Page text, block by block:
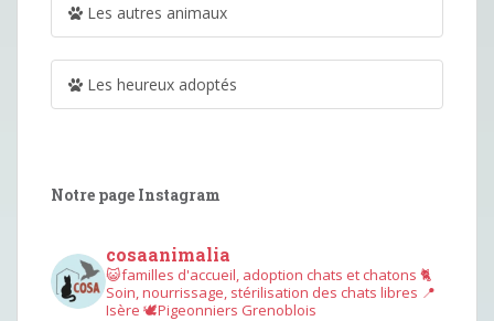
Les autres animaux
Les heureux adoptés
Notre page Instagram
cosaanimalia
😺familles d'accueil, adoption chats et chatons 🐈
Soin, nourrissage, stérilisation des chats libres 📍
Isère 🕊︎Pigeonniers Grenoblois